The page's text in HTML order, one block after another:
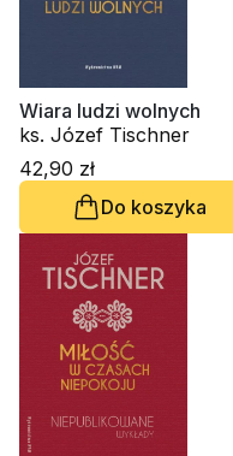
Wiara ludzi wolnych
ks. Józef Tischner
42,90 zł
Do koszyka